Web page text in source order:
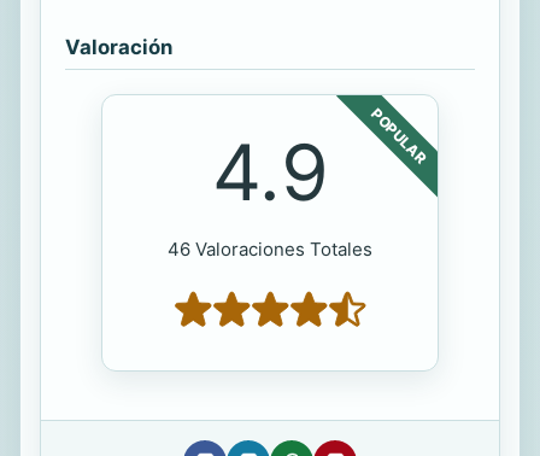
Valoración
POPULAR
4.9
46 Valoraciones Totales